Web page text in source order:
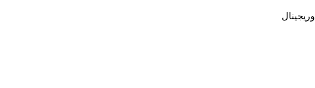
اوریجینال